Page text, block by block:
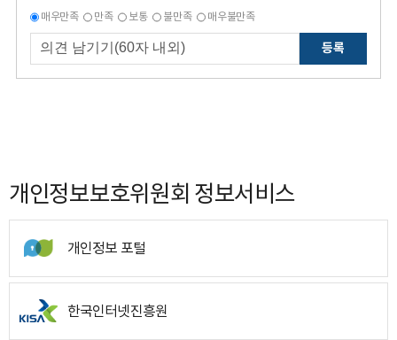
매우만족 만족 보통 불만족 매우불만족
등록
개인정보보호위원회 정보서비스
개인정보 포털
한국인터넷진흥원